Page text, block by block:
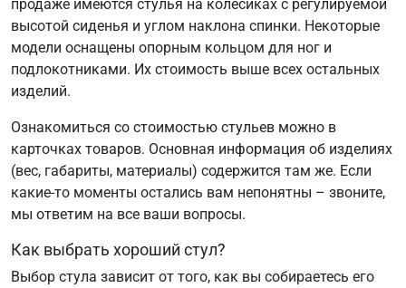
продаже имеются стулья на колесиках с регулируемой
высотой сиденья и углом наклона спинки. Некоторые
модели оснащены опорным кольцом для ног и
подлокотниками. Их стоимость выше всех остальных
изделий.
Ознакомиться со стоимостью стульев можно в
карточках товаров. Основная информация об изделиях
(вес, габариты, материалы) содержится там же. Если
какие-то моменты остались вам непонятны – звоните,
мы ответим на все ваши вопросы.
Как выбрать хороший стул?
Выбор стула зависит от того, как вы собираетесь его